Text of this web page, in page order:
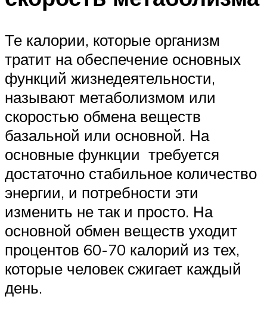
Те калории, которые организм
тратит на обеспечение основных
функций жизнедеятельности,
называют метаболизмом или
скоростью обмена веществ
базальной или основной. На
основные функции требуется
достаточно стабильное количество
энергии, и потребности эти
изменить не так и просто. На
основной обмен веществ уходит
процентов 60-70 калорий из тех,
которые человек сжигает каждый
день.